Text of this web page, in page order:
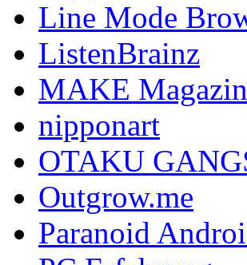
Line Mode
ListenBrainz
MAKE
nipponart
OTAKU
Outgrow.me
Paranoid